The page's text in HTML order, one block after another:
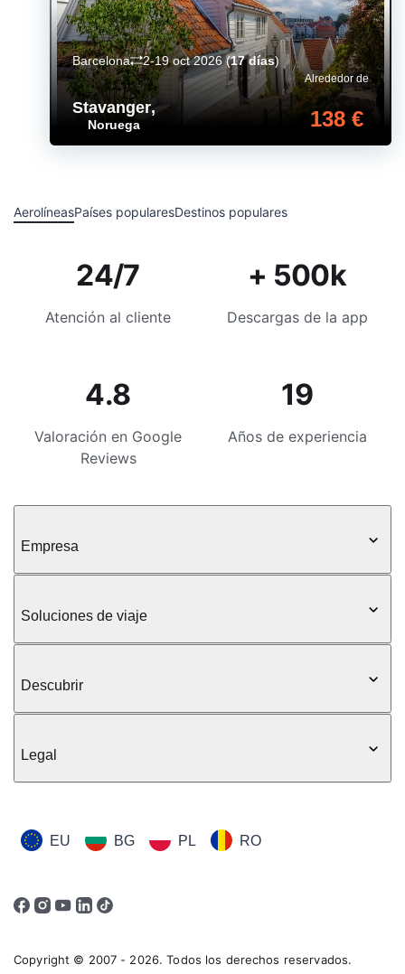
Stavanger,
Noruega
Alrededor de
138 €
Barcelona 2-19 oct 2026(17 días)
AerolíneasPaíses popularesDestinos populares
24/7
Atención al cliente
+ 500k
Descargas de la app
4.8
Valoración en Google
Reviews
19
Años de experiencia
Empresa
Soluciones de viaje
Descubrir
Legal
EU BG PL RO
Copyright © 2007 - 2026. Todos los derechos reservados.